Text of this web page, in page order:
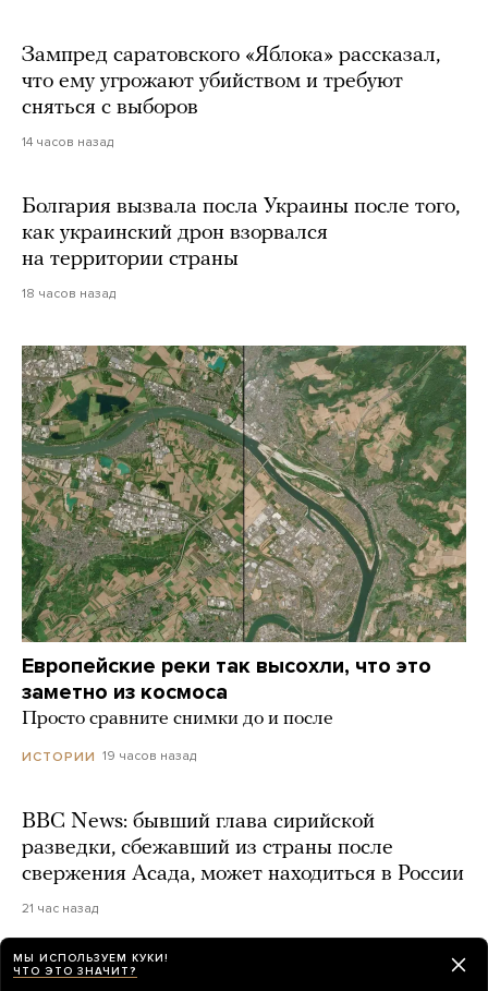
Зампред саратовского «Яблока» рассказал,
что ему угрожают убийством и требуют
сняться с выборов
14 часов назад
Болгария вызвала посла Украины после того,
как украинский дрон взорвался
на территории страны
18 часов назад
Европейские реки так высохли, что это
заметно из космоса
Просто сравните снимки до и после
ИСТОРИИ 19 часов назад
BBC News: бывший глава сирийской
разведки, сбежавший из страны после
свержения Асада, может находиться в России
21 час назад
«В центре марафет дикий происходит».
МЫ ИСПОЛЬЗУЕМ КУКИ!
ЧТО ЭТО ЗНАЧИТ?